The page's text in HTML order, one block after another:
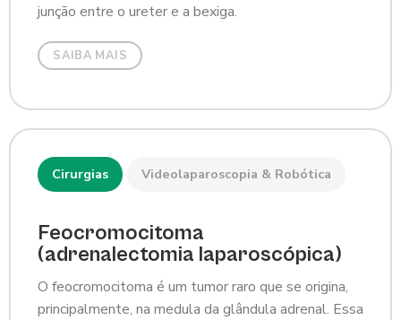
junção entre o ureter e a bexiga.
SAIBA MAIS
Cirurgias Videolaparoscopia & Robótica
Feocromocitoma
(adrenalectomia laparoscópica)
O feocromocitoma é um tumor raro que se origina,
principalmente, na medula da glândula adrenal. Essa